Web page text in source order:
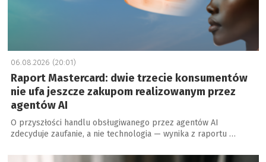
06.08.2026 (20:01)
Raport Mastercard: dwie trzecie konsumentów
nie ufa jeszcze zakupom realizowanym przez
agentów AI
O przyszłości handlu obsługiwanego przez agentów AI
zdecyduje zaufanie, a nie technologia — wynika z raportu …
a